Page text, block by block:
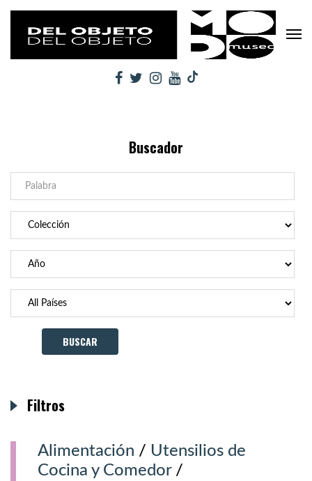
Buscador
Alimentación / Utensilios de
Cocina y Comedor/
Filtros